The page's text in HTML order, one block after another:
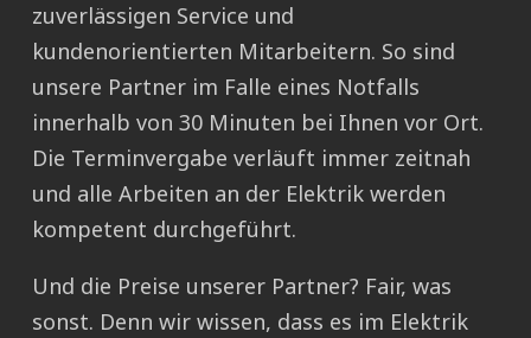
zuverlässigen Service und
kundenorientierten Mitarbeitern. So sind
unsere Partner im Falle eines Notfalls
innerhalb von 30 Minuten bei Ihnen vor Ort.
Die Terminvergabe verläuft immer zeitnah
und alle Arbeiten an der Elektrik werden
kompetent durchgeführt.
Und die Preise unserer Partner? Fair, was
sonst. Denn wir wissen, dass es im Elektrik